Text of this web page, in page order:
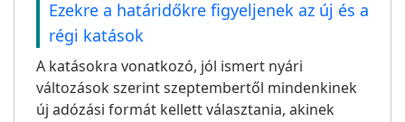
Ezekre a határidőkre figyeljenek az új és a
régi katások
A katásokra vonatkozó, jól ismert nyári
változások szerint szeptembertől mindenkinek
új adózási formát kellett választania, akinek